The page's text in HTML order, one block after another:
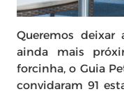
Queremos
ainda mais
forcinha, o Guia
convidaram 91